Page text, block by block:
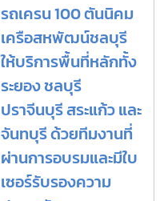
รถเครน 100 ตันนิคม
เครือสหพัฒน์ชลบุรี
ให้บริการพื้นที่หลักทั้ง
ระยอง ชลบุรี
ปราจีนบุรี สระแก้ว และ
จันทบุรี ด้วยทีมงานที่
ผ่านการอบรมและมีใบ
เซอร์รับรองความ